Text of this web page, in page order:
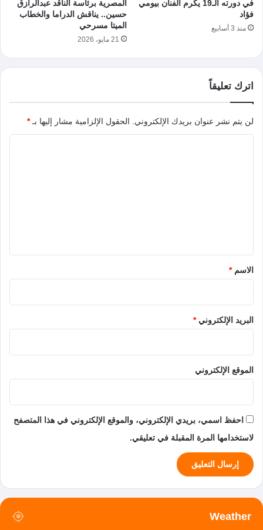
في دورته الـ19 يكرم الفنان بيومي
فؤاد
منذ 3 أسابيع
المصرية برئاسة الناقد عبدالرازق
حسين.. يناقش الدراما والخطاب
الميتا مسرحي
21 مايو، 2026
اترك تعليقاً
لن يتم نشر عنوان بريدك الإلكتروني. الحقول الإلزامية مشار إليها بـ*
*الاسم*
البريد الإلكتروني*
الموقع الإلكتروني
احفظ اسمي، بريدي الإلكتروني، والموقع الإلكتروني في هذا المتصفح
لاستخدامها المرة المقبلة في تعليقي.
Weather